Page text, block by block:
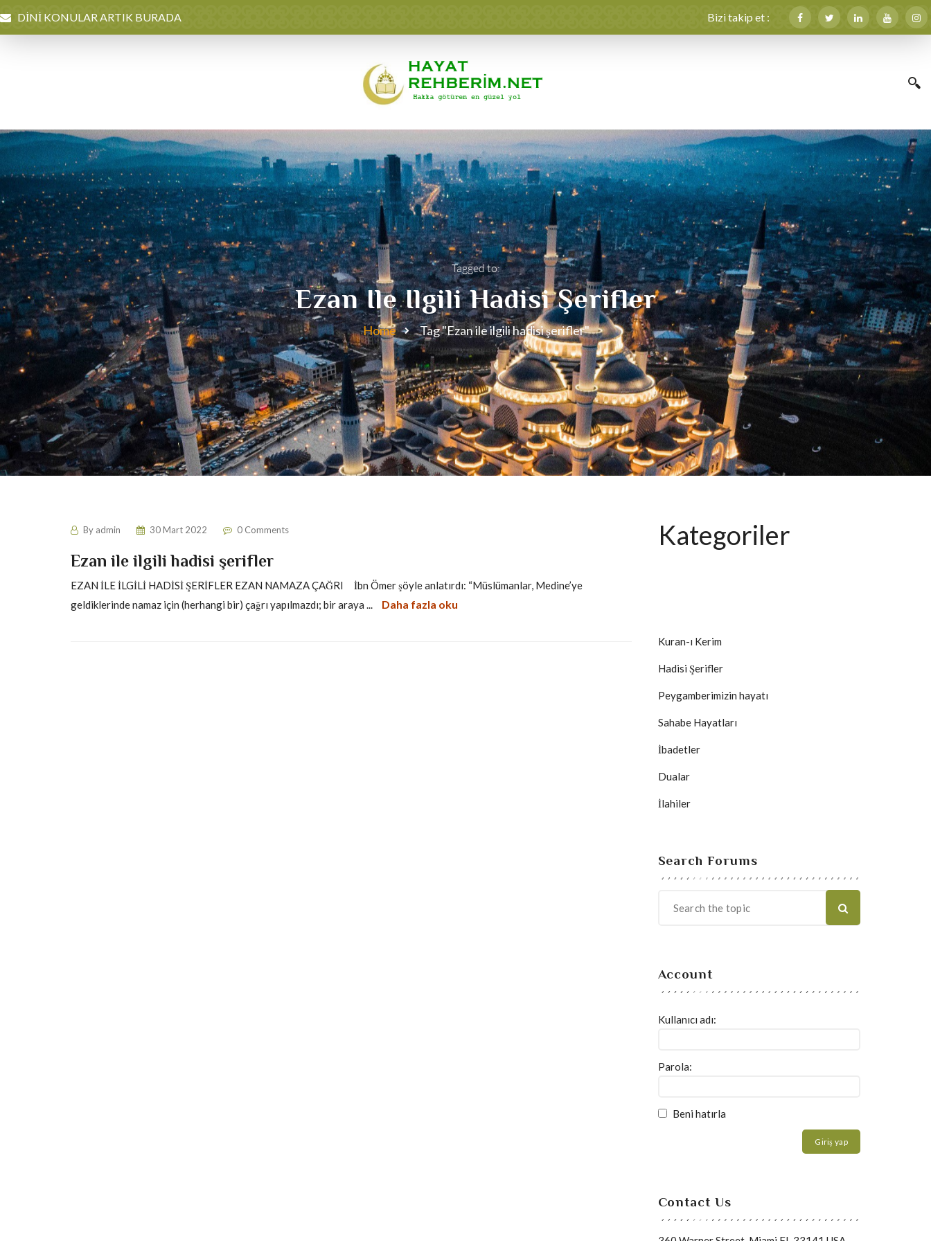
DİNİ KONULAR ARTIK BURADA Bizi takip et :
Tagged to:
Ezan Ile Ilgili Hadisi Şerifler
Home Tag "Ezan ile ilgili hadisi şerifler"
By admin 30 Mart 2022 0 Comments
Ezan ile ilgili hadisi şerifler
EZAN İLE İLGİLİ HADİSİ ŞERİFLER EZAN NAMAZA ÇAĞRI İbn Ömer şöyle anlatırdı: “Müslümanlar, Medine’ye
geldiklerinde namaz için (herhangi bir) çağrı yapılmazdı; bir araya ...
Daha fazla oku
Kategoriler
Kuran-ı Kerim
Hadisi Şerifler
Peygamberimizin hayatı
Sahabe Hayatları
İbadetler
Dualar
İlahiler
Search Forums
Account
Kullanıcı adı:
Parola:
Beni hatırla
Giriş yap
Contact Us